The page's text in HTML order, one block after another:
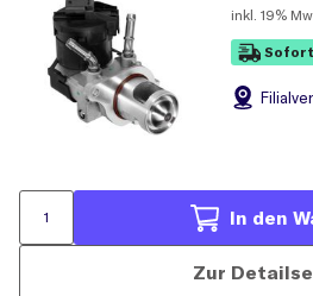
inkl. 19%
Filial
In den
Zur